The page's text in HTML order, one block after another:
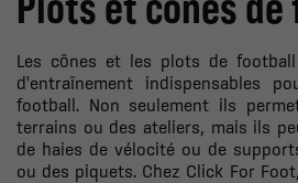
Les cônes et les plots de
d'entraînement indispensables
football. Non seulement ils
terrains ou des ateliers, mais ils
de haies de vélocité ou de
ou des piquets. Chez Click For